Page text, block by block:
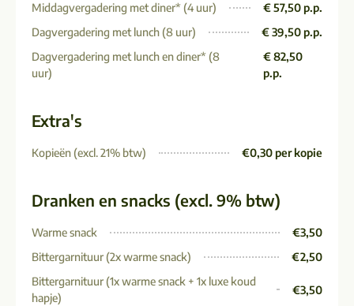
Middagvergadering met diner* (4 uur)
€ 57,50 p.p.
Dagvergadering met lunch (8 uur)
€ 39,50 p.p.
Dagvergadering met lunch en diner* (8
uur)
€ 82,50
p.p.
Extra's
Kopieën (excl. 21% btw) €0,30 per kopie
Dranken en snacks (excl. 9% btw)
Warme snack
€3,50
Bittergarnituur (2x warme snack)
€2,50
Bittergarnituur (1x warme snack + 1x luxe koud
hapje)
€3,50